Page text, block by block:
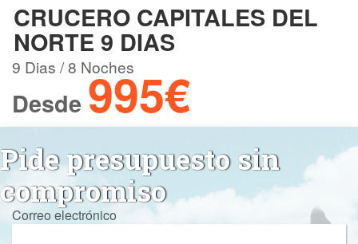
CRUCERO CAPITALES DEL
NORTE 9 DIAS
9 Dias / 8 Noches
Desde 995€
Pide presupuesto sin
compromiso
Correo electrónico